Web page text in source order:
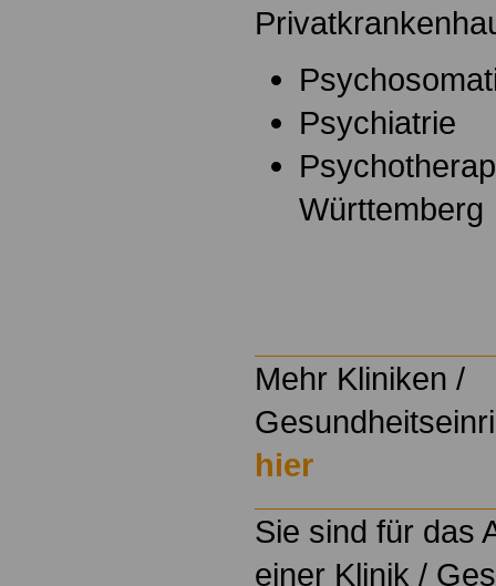
Psychiatrie
Württemberg
Mehr Kliniken /
hier
Sie sind für das
einer Klinik /